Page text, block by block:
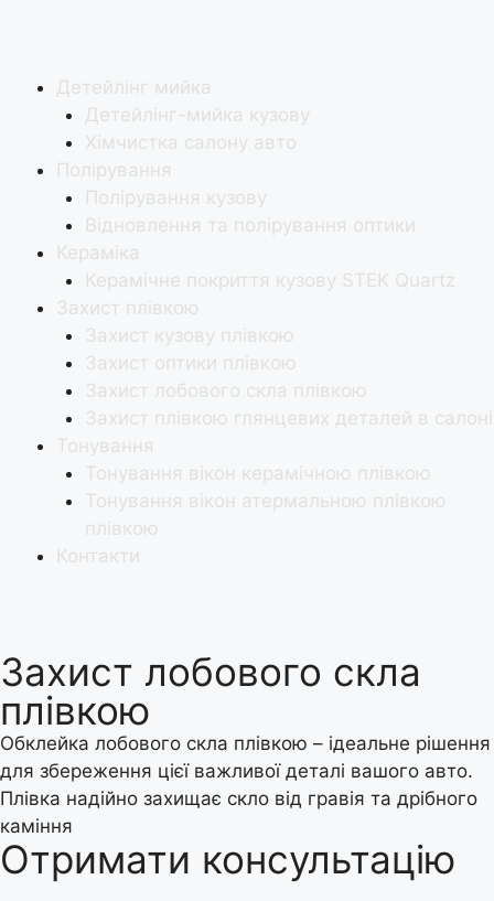
Детейлінг мийка
Детейлінг-мийка кузову
Хімчистка салону авто
Полірування
Полірування кузову
Відновлення та полірування оптики
Кераміка
Керамічне покриття кузову STEK Quartz
Захист плівкою
Захист кузову плівкою
Захист оптики плівкою
Захист лобового скла плівкою
Захист плівкою глянцевих деталей в салоні
Тонування
Тонування вікон керамічною плівкою
Тонування вікон атермальною плівкою
плівкою
Контакти
Захист лобового скла
плівкою
Обклейка лобового скла плівкою – ідеальне рішення
для збереження цієї важливої деталі вашого авто.
Плівка надійно захищає скло від гравія та дрібного
каміння
Отримати консультацію